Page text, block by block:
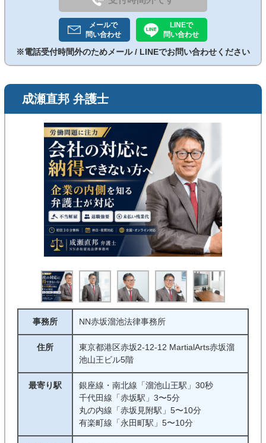
メールで
問い合わせ
LINEで
問い合わせ
※電話受付時間外のためメール / LINEでお問い合わせください
成瀬直邦 弁護士
事務所 NN赤坂溜池法律事務所
住所
東京都港区赤坂2-12-12 MartialArts赤坂溜
池山王ビル5階
最寄り駅
銀座線・南北線「溜池山王駅」30秒
千代田線「赤坂駅」3〜5分
丸の内線「赤坂見附駅」5〜10分
有楽町線「永田町駅」5〜10分